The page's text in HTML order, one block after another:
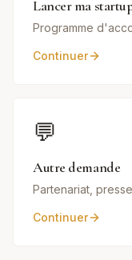
Lancer ma
Programme
Continuer
💬
Autre demande
Partenariat,
Continuer